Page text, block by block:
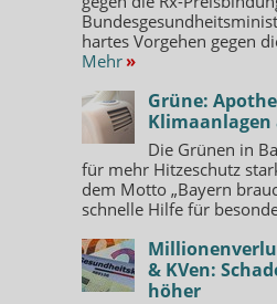
hartes Vorgehen gegen
Mehr »
Grüne:
Klimaanlagen
Die Grünen in
für mehr Hitzeschutz
dem Motto „Bayern
schnelle Hilfe für
& KVen:
höher